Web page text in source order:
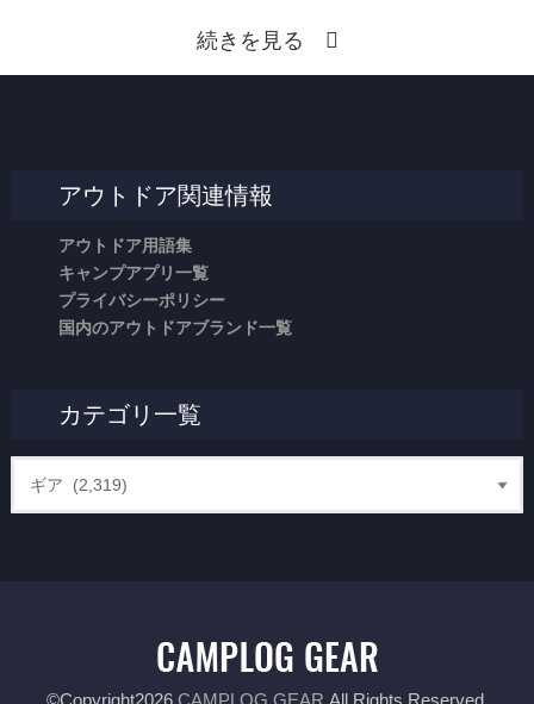
続きを見る
アウトドア関連情報
アウトドア用語集
キャンプアプリ一覧
プライバシーポリシー
国内のアウトドアブランド一覧
カテゴリ一覧
©Copyright2026 CAMPLOG GEAR .All Rights Reserved.